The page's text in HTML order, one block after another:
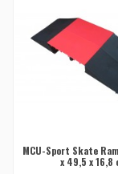
MCU-Sport Skate
x 49,5 x 16,8